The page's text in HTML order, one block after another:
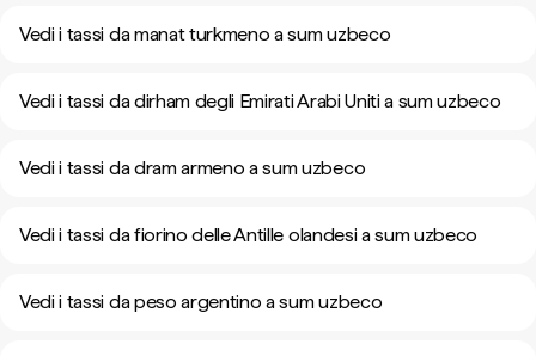
Vedi i tassi da manat turkmeno a sum uzbeco
Vedi i tassi da dirham degli Emirati Arabi Uniti a sum uzbeco
Vedi i tassi da dram armeno a sum uzbeco
Vedi i tassi da fiorino delle Antille olandesi a sum uzbeco
Vedi i tassi da peso argentino a sum uzbeco